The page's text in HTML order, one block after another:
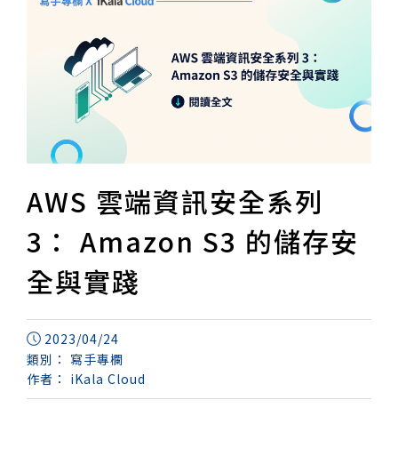
AWS 雲端資訊安全系列
3： Amazon S3 的儲存安
全與實踐
2023/04/24
類別： 寫手專欄
作者： iKala Cloud